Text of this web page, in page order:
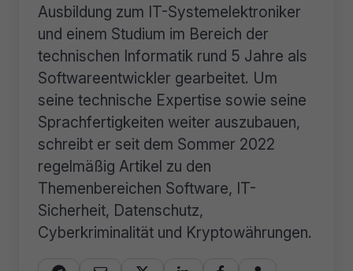
Ausbildung zum IT-Systemelektroniker
und einem Studium im Bereich der
technischen Informatik rund 5 Jahre als
Softwareentwickler gearbeitet. Um
seine technische Expertise sowie seine
Sprachfertigkeiten weiter auszubauen,
schreibt er seit dem Sommer 2022
regelmäßig Artikel zu den
Themenbereichen Software, IT-
Sicherheit, Datenschutz,
Cyberkriminalität und Kryptowährungen.